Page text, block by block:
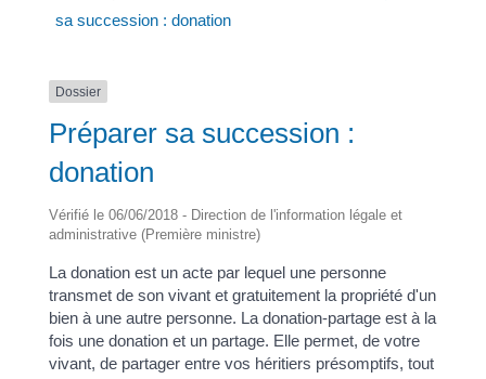
sa succession : donation
Dossier
Préparer sa succession :
donation
Vérifié le 06/06/2018 - Direction de l'information légale et
administrative (Première ministre)
La donation est un acte par lequel une personne
transmet de son vivant et gratuitement la propriété d'un
bien à une autre personne. La donation-partage est à la
fois une donation et un partage. Elle permet, de votre
vivant, de partager entre vos héritiers présomptifs, tout